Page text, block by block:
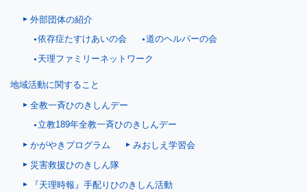
外部団体の紹介
依存症たすけあいの会 道のヘルパーの会
天理ファミリーネットワーク
地域活動に関すること
全教一斉ひのきしんデー
立教189年全教一斉ひのきしんデー
かがやきプログラム
みおしえ学習会
災害救援ひのきしん隊
『天理時報』手配りひのきしん活動